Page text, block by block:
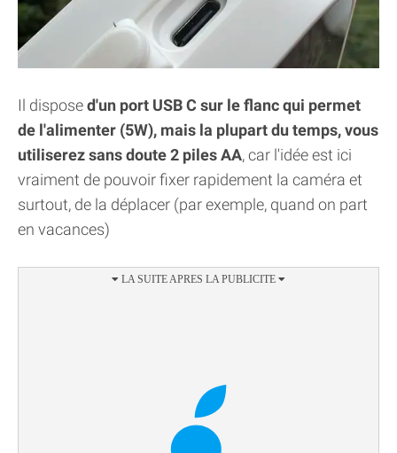
Il disposed'un port USB C sur le flanc qui permet
de l'alimenter (5W), mais la plupart du temps, vous
utiliserez sans doute 2 piles AA, car l'idée est ici
vraiment de pouvoir fixer rapidement la caméra et
surtout, de la déplacer (par exemple, quand on part
en vacances)